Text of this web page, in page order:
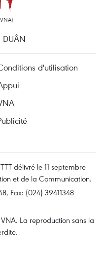
DUÂN
d'utilisation
délivré le 11 septembre
et de la Communication.
Fax: (024) 39411348
La reproduction sans la